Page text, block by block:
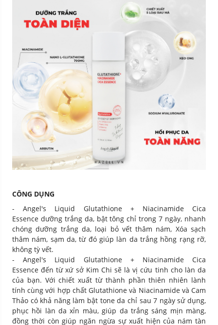
CÔNG DỤNG
- Angel's Liquid Glutathione + Niacinamide Cica
Essence dưỡng trắng da, bật tông chỉ trong 7 ngày, nhanh
chóng dưỡng trắng da, loại bỏ vết thâm nám, Xóa sạch
thâm nám, sạm da, từ đó giúp làn da trắng hồng rạng rỡ,
không tỳ vết.
- Angel's Liquid Glutathione + Niacinamide Cica
Essence đến từ xứ sở Kim Chi sẽ là vị cứu tinh cho làn da
của bạn. Với chiết xuất từ thành phần thiên nhiên lành
tính cùng với hợp chất Glutathione và Niacinamide và Cam
Thảo có khả năng làm bật tone da chỉ sau 7 ngày sử dụng,
phục hồi làn da xỉn màu, giúp da trắng sáng mịn màng,
đồng thời còn giúp ngăn ngừa sự xuất hiện của nám tàn